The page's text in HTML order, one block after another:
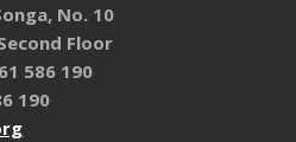
No. 10
Floor
586 190
190